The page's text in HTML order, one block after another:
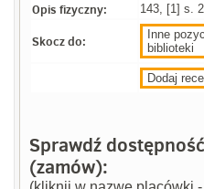
Opis fizyczny: 143, [1] s.
Skocz do:
Inne
biblioteki
Dodaj
Sprawdź
(zamów):